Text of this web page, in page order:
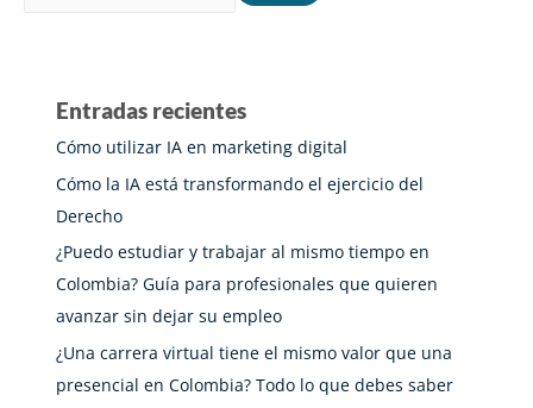
Entradas recientes
Cómo utilizar IA en marketing digital
Cómo la IA está transformando el ejercicio del
Derecho
¿Puedo estudiar y trabajar al mismo tiempo en
Colombia? Guía para profesionales que quieren
avanzar sin dejar su empleo
¿Una carrera virtual tiene el mismo valor que una
presencial en Colombia? Todo lo que debes saber